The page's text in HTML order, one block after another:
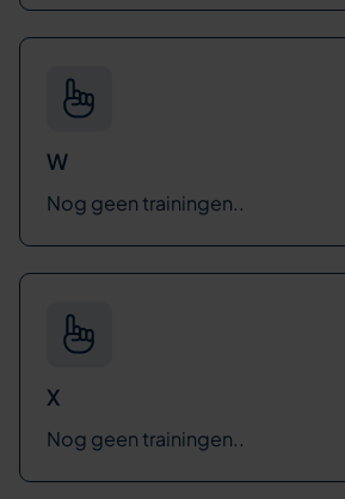
W
Nog geen trainingen..
X
Nog geen trainingen..